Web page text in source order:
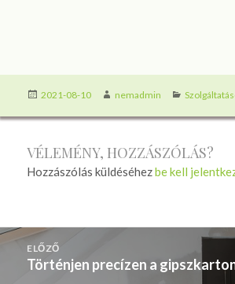
Közzétéve
2021-08-10 Szerző
nemadmin Kategória
VÉLEMÉNY, HOZZÁSZÓLÁS?
Hozzászólás küldéséhezbe kell
BEJEGYZÉS
NAVIGÁCIÓ
ELŐZŐ
Korábbi
Történjen precízen a